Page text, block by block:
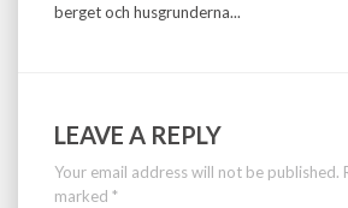
berget och husgrunderna...
LEAVE A REPLY
Your email address will not be published.
marked *